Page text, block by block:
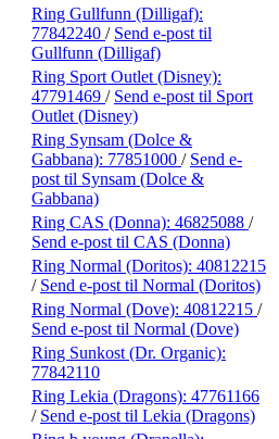
Ring Gullfunn (Dilligaf):
77842240 / Send e-post til
Gullfunn (Dilligaf)
Ring Sport Outlet (Disney):
47791469 / Send e-post til Sport
Outlet (Disney)
Ring Synsam (Dolce &
Gabbana): 77851000 / Send e-
post til Synsam (Dolce &
Gabbana)
Ring CAS (Donna): 46825088 /
Send e-post til CAS (Donna)
Ring Normal (Doritos): 40812215
/ Send e-post til Normal (Doritos)
Ring Normal (Dove): 40812215 /
Send e-post til Normal (Dove)
Ring Sunkost (Dr. Organic):
77842110
Ring Lekia (Dragons): 47761166
/ Send e-post til Lekia (Dragons)